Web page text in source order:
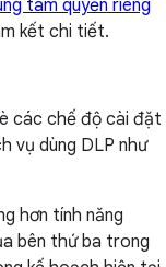
tâm quyền riêng
kết chi tiết.
các chế độ cài đặt
vụ dùng DLP như
hơn tính năng
bên thứ ba trong